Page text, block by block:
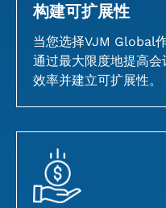
构建可扩展性
当您选择VJM Global
通过最大限度地提高
效率并建立可扩展性。